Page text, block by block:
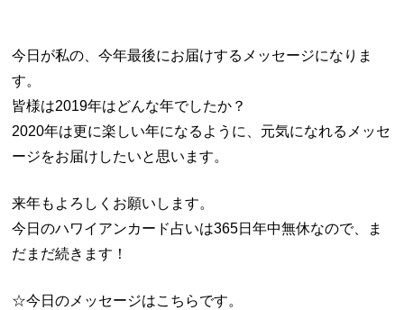
今日が私の、今年最後にお届けするメッセージになりま
す。
皆様は2019年はどんな年でしたか？
2020年は更に楽しい年になるように、元気になれるメッセ
ージをお届けしたいと思います。
来年もよろしくお願いします。
今日のハワイアンカード占いは365日年中無休なので、ま
だまだ続きます！
☆今日のメッセージはこちらです。